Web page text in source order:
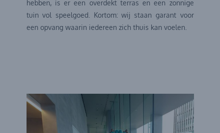
hebben, is er een overdekt terras en een zonnige
tuin vol speelgoed. Kortom: wij staan garant voor
een opvang waarin iedereen zich thuis kan voelen.